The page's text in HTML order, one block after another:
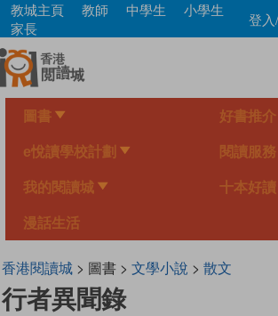
Skip
main
content
教城主頁 教師 中學生
小學生
家長
登
圖書 好書推介
e悅讀學校計劃 閱讀服務
我的閱讀城 十本好讀
漫話生活
香港閱讀城> 圖書 > 文學小說 > 散文
行者異聞錄